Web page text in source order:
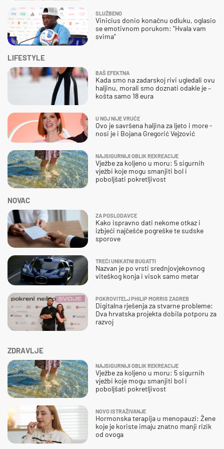
ZDRAVLJE
NAJSIGURNIJI OBLIK REKREACIJE
Vježbe za koljeno u moru: 5 sigurnih
vježbi koje mogu smanjiti bol i
poboljšati pokretljivost
NOVO ISTRAŽIVANJE
Hormonska terapija u menopauzi: Žene
koje je koriste imaju znatno manji rizik
od ovoga
SLUŽBENO
Vinicius donio konačnu odluku, oglasio
se emotivnom porukom: "Hvala vam
svima"
NOVAC
ZA POSLODAVCE
Kako ispravno dati nekome otkaz i
izbjeći najčešće pogreške te sudske
sporove
TREĆI UNIKATNI BUGATTI
Nazvan je po vrsti srednjovjekovnog
viteškog konja i visok samo metar
POKROVITELJ PHILIP MORRIS ZAGREB
Digitalna rješenja za stvarne probleme:
Dva hrvatska projekta dobila potporu za
razvoj
LIFESTYLE
BAŠ EFEKTNA
Kada smo na zadarskoj rivi ugledali ovu
haljinu, morali smo doznati odakle je –
košta samo 18 eura
U NOJ NIJE VRUĆE
Ovo je savršena haljina za ljeto i more -
nosi je i Bojana Gregorić Vejzović
NAJSIGURNIJI OBLIK REKREACIJE
Vježbe za koljeno u moru: 5 sigurnih
vježbi koje mogu smanjiti bol i
poboljšati pokretljivost